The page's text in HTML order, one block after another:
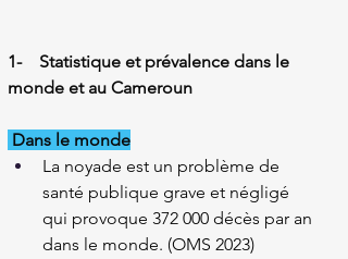
1-    Statistique et prévalence dans le
monde et au Cameroun
Dans le monde
La noyade est un problème de
santé publique grave et négligé
qui provoque 372 000 décès par an
dans le monde. (OMS 2023)